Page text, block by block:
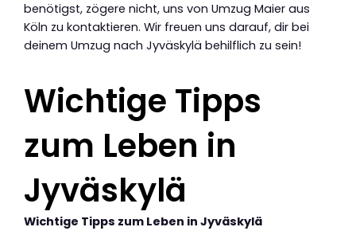
benötigst, zögere nicht, uns von Umzug Maier aus
Köln zu kontaktieren. Wir freuen uns darauf, dir bei
deinem Umzug nach Jyväskylä behilflich zu sein!
Wichtige Tipps
zum Leben in
Jyväskylä
Wichtige Tipps zum Leben in Jyväskylä